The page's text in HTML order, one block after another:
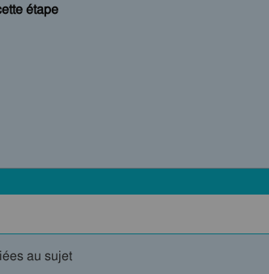
étape
au sujet